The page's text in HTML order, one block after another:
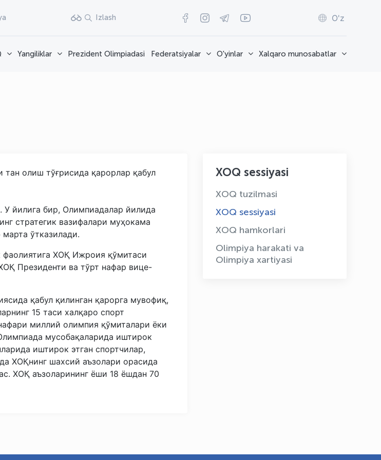
Izlash O'z
Yangiliklar Prezident Olimpiadasi Federatsiyalar O'yinlar Xalqaro munosabatlar
олиш тўғрисида қарорлар қабул
йилига бир, Олимпиадалар йилида
стратегик вазифалари муҳокама
ўтказилади.
ХОҚ Ижроия қўмитаси
Президенти ва тўрт нафар вице-
қабул қилинган қарорга мувофиқ,
15 таси халқаро спорт
миллий олимпия қўмиталари ёки
мусобақаларида иштирок
иштирок этган спортчилар,
ХОҚнинг шахсий аъзолари орасида
ХОҚ аъзоларининг ёши 18 ёшдан 70
XOQ sessiyasi
XOQ tuzilmasi
XOQ sessiyasi
XOQ hamkorlari
Olimpiya harakati va
Olimpiya xartiyasi